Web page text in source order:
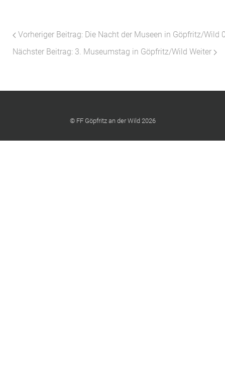
Vorheriger Beitrag: Die Nacht der Museen in Göpfritz/Wild
Nächster Beitrag: 3. Museumstag in Göpfritz/Wild Weiter
© FF Göpfritz an der Wild 2026